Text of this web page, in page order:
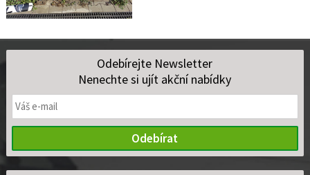
Odebírejte Newsletter
Nenechte si ujít akční nabídky
Odebírat